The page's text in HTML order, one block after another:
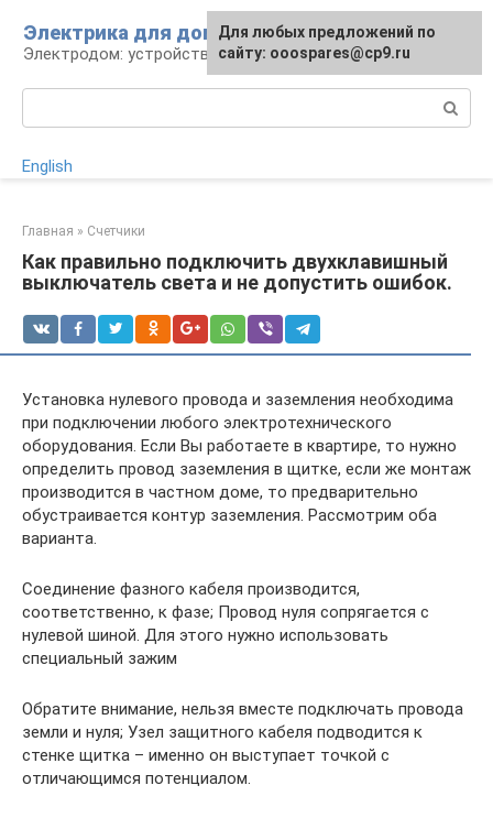
контенту
Электрика для дома
Электродом: устройства, кабели, ремонт
English
Главная » Счетчики
Как правильно подключить двухклавишный
выключатель света и не допустить ошибок.
Установка нулевого провода и заземления необходима
при подключении любого электротехнического
оборудования. Если Вы работаете в квартире, то нужно
определить провод заземления в щитке, если же монтаж
производится в частном доме, то предварительно
обустраивается контур заземления. Рассмотрим оба
варианта.
Соединение фазного кабеля производится,
соответственно, к фазе; Провод нуля сопрягается с
нулевой шиной. Для этого нужно использовать
специальный зажим
Обратите внимание, нельзя вместе подключать провода
земли и нуля; Узел защитного кабеля подводится к
стенке щитка – именно он выступает точкой с
отличающимся потенциалом.
Для любых предложений по
сайту: ooospares@cp9.ru